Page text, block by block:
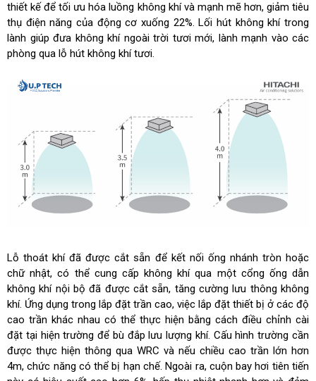
thiết kế để tối ưu hóa luồng không khí và mạnh mẽ hơn, giảm tiêu
thụ điện năng của động cơ xuống 22%. Lối hút không khí trong
lành giúp đưa không khí ngoài trời tươi mới, lành mạnh vào các
phòng qua lỗ hút không khí tươi.
Lỗ thoát khí đã được cắt sẵn để kết nối ống nhánh tròn hoặc
chữ nhật, có thể cung cấp không khí qua một cổng ống dẫn
không khí nội bộ đã được cắt sẵn, tăng cường lưu thông không
khí. Ứng dụng trong lắp đặt trần cao, việc lắp đặt thiết bị ở các độ
cao trần khác nhau có thể thực hiện bằng cách điều chỉnh cài
đặt tại hiện trường để bù đắp lưu lượng khí. Cấu hình trường cần
được thực hiện thông qua WRC và nếu chiều cao trần lớn hơn
4m, chức năng có thể bị hạn chế. Ngoài ra, cuộn bay hơi tiên tiến